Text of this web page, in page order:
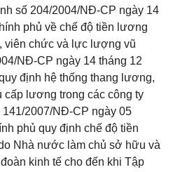
số 204/2004/NĐ-CP ngày 14
phủ về chế độ tiền lương
viên chức và lực lượng vũ
NĐ-CP ngày 14 tháng 12
định hệ thống thang lương,
cấp lương trong các công ty
2007/NĐ-CP ngày 05
phủ quy định chế độ tiền
Nhà nước làm chủ sở hữu và
kinh tế cho đến khi Tập